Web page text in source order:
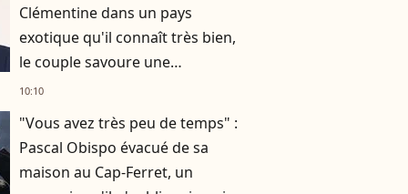
Clémentine dans un pays
exotique qu'il connaît très bien,
le couple savoure une
parenthèse paradisiaque
10:10
"Vous avez très peu de temps" :
Pascal Obispo évacué de sa
maison au Cap-Ferret, un